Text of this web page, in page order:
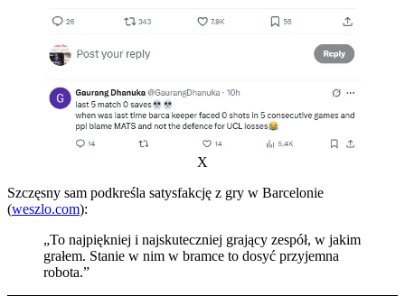
X
Szczęsny sam podkreśla satysfakcję z gry w Barcelonie
(weszlo.com):​
„To najpiękniej i najskuteczniej grający zespół, w jakim
grałem. Stanie w nim w bramce to dosyć przyjemna
robota.” ​